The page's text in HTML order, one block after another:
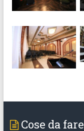
Cose da fare